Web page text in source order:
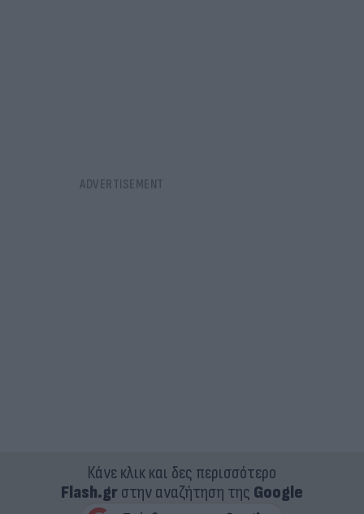
Κάνε κλικ και δες περισσότερο
Flash.grστην αναζήτηση της Google